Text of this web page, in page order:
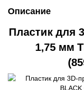
Описание
Пластик для
1,75 мм